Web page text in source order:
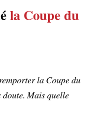
la Coupe du
la Coupe du
doute. Mais quelle